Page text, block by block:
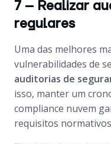
7 – Realizar
regulares
Uma das melhores
vulnerabilidades de
auditorias de
isso, manter um
compliance nuvem
requisitos